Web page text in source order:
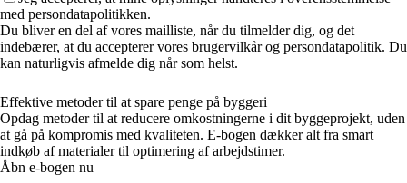
med persondatapolitikken.
Du bliver en del af vores mailliste, når du tilmelder dig, og det
indebærer, at du accepterer vores brugervilkår og persondatapolitik. Du
kan naturligvis afmelde dig når som helst.
Effektive metoder til at spare penge på byggeri
Opdag metoder til at reducere omkostningerne i dit byggeprojekt, uden
at gå på kompromis med kvaliteten. E-bogen dækker alt fra smart
indkøb af materialer til optimering af arbejdstimer.
Åbn e-bogen nu